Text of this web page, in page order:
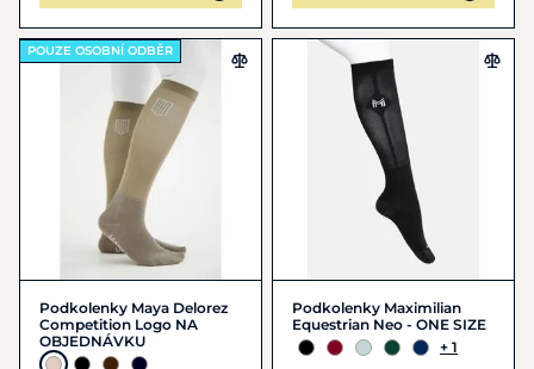
POUZE OSOBNÍ ODBĚR
Podkolenky Maya Delorez
Competition Logo NA
OBJEDNÁVKU
Podkolenky Maximilian
Equestrian Neo - ONE SIZE
+ 1